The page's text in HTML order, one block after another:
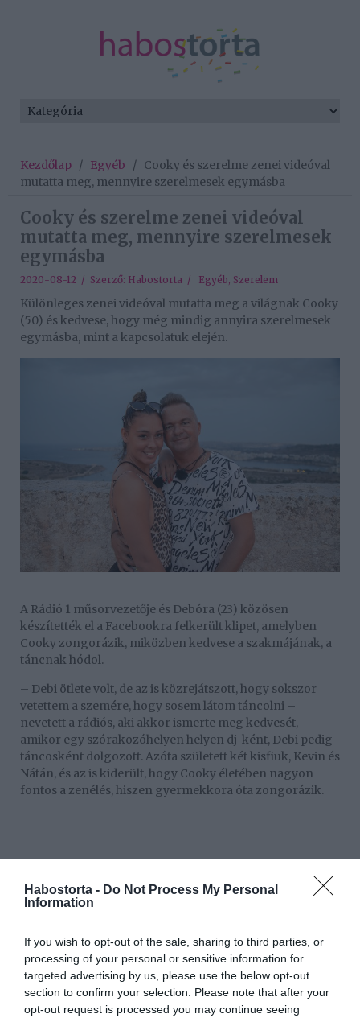
Habostorta - Do Not Process My Personal
Information
If you wish to opt-out of the sale, sharing to third parties, or
processing of your personal or sensitive information for
targeted advertising by us, please use the below opt-out
section to confirm your selection. Please note that after your
opt-out request is processed you may continue seeing
Kezdőlap / Egyéb / Cooky és szerelme zenei videóval
mutatta meg, mennyire szerelmesek egymásba
Cooky és szerelme zenei videóval
mutatta meg, mennyire szerelmesek
egymásba
2020-08-12 / Szerző: Habostorta / Egyéb, Szerelem
Különleges zenei videóval mutatta meg a világnak Cooky
(50) és kedvese, hogy még mindig annyira szerelmesek
egymásba, mint a kapcsolatuk elején.
A Rádió 1 műsorvezetője és Debóra (23) közösen
készítették el a Facebookra felkerült klipet, amelyben
Cooky zongorázik, miközben kedvese a szakmájának, a
táncnak hódol.
– Debi ötlete volt, de az is közrejátszott, hogy sokszor
vetettem a szemére, hogy sosem látom táncolni –
nevetett a rádiós, aki akkor ismerte meg kedvesét,
amikor egy szórakozóhelyen helyen dj-ként, Debi pedig
táncosként dolgozott. Azóta született két kisfiuk, Kevin és
Nátán, és az is kiderült, hogy Cooky életében nagyon
fontos a zenélés, hiszen gyermekkora óta zongorázik.